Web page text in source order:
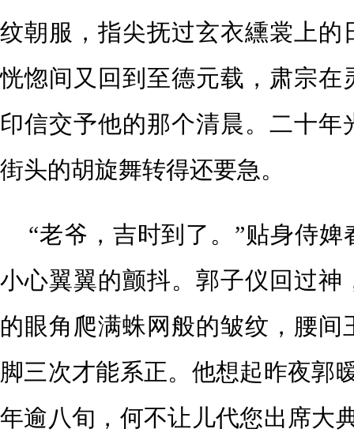
纹朝服，指尖抚过玄衣纁裳上的
恍惚间又回到至德元载，肃宗在
印信交予他的那个清晨。二十年
街头的胡旋舞转得还要急。
“老爷，吉时到了。”贴身侍婢
小心翼翼的颤抖。郭子仪回过神
的眼角爬满蛛网般的皱纹，腰间
脚三次才能系正。他想起昨夜郭
年逾八旬，何不让儿代您出席大